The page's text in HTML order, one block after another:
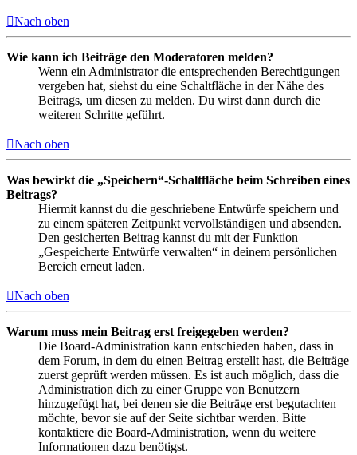
Nach oben
Wie kann ich Beiträge den Moderatoren melden?
Wenn ein Administrator die entsprechenden Berechtigungen
vergeben hat, siehst du eine Schaltfläche in der Nähe des
Beitrags, um diesen zu melden. Du wirst dann durch die
weiteren Schritte geführt.
Nach oben
Was bewirkt die „Speichern“-Schaltfläche beim Schreiben eines
Beitrags?
Hiermit kannst du die geschriebene Entwürfe speichern und
zu einem späteren Zeitpunkt vervollständigen und absenden.
Den gesicherten Beitrag kannst du mit der Funktion
„Gespeicherte Entwürfe verwalten“ in deinem persönlichen
Bereich erneut laden.
Nach oben
Warum muss mein Beitrag erst freigegeben werden?
Die Board-Administration kann entschieden haben, dass in
dem Forum, in dem du einen Beitrag erstellt hast, die Beiträge
zuerst geprüft werden müssen. Es ist auch möglich, dass die
Administration dich zu einer Gruppe von Benutzern
hinzugefügt hat, bei denen sie die Beiträge erst begutachten
möchte, bevor sie auf der Seite sichtbar werden. Bitte
kontaktiere die Board-Administration, wenn du weitere
Informationen dazu benötigst.